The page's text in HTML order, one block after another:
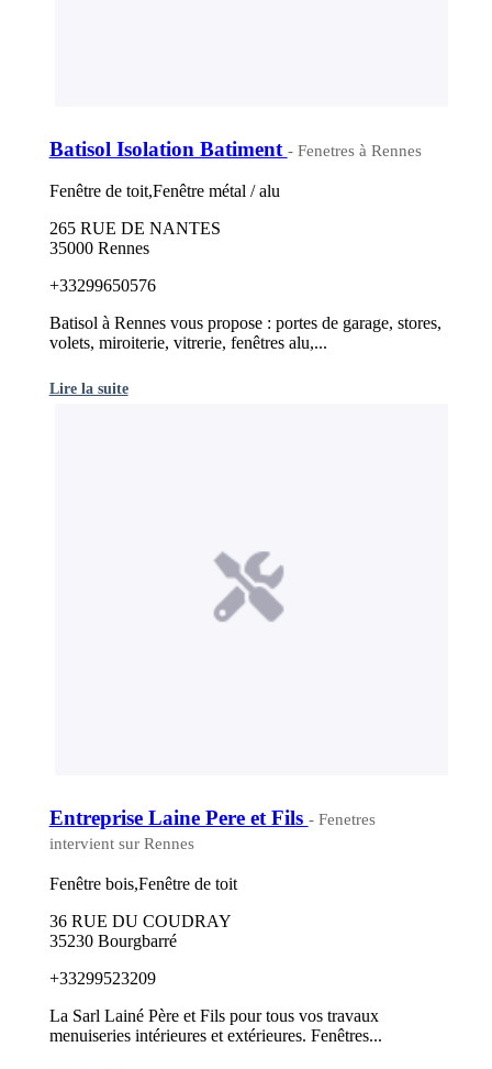
Batisol Isolation Batiment - Fenetres à Rennes
Fenêtre de toit,Fenêtre métal / alu
265 RUE DE NANTES
35000 Rennes
+33299650576
Batisol à Rennes vous propose : portes de garage, stores,
volets, miroiterie, vitrerie, fenêtres alu,...
Lire la suite
Entreprise Laine Pere et Fils - Fenetres
intervient sur Rennes
Fenêtre bois,Fenêtre de toit
36 RUE DU COUDRAY
35230 Bourgbarré
+33299523209
La Sarl Lainé Père et Fils pour tous vos travaux
menuiseries intérieures et extérieures. Fenêtres...